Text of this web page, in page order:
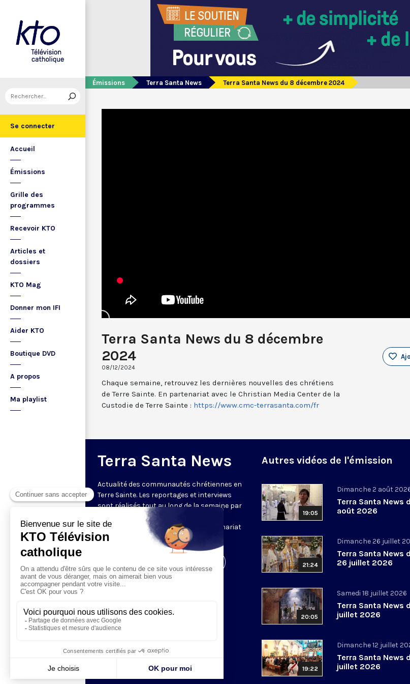
Se connecter
Accueil
Émissions
Grille des
programmes
Recevoir KTO
Articles et
dossiers
KTO Mag
Donner mon IFI
Aider KTO
Boutique DVD
A propos
Ma playlist
Émissions Terra Santa News Terra Santa News du 8 décembre 2024
Terra Santa News du 8 décembre
2024
08/12/2024
Chaque semaine, retrouvez les dernières nouvelles des chrétiens
de Terre Sainte. En partenariat avec le Christian Media Center de la
Custodie de Terre Sainte : https://www.cmc-terrasanta.com/fr
Terra Santa News
Actualité des communautés chrétiennes en
Terre Sainte. Les reportages et interviews
sont réalisés tout au long de la semaine par
le Centre des Médias de la Custodie
Franciscaine de Terre Sainte. En partenariat
avec le Franciscan Media Center.
Autres vidéos de l'émission
19:05
Dimanche 2 août
Terra Santa News
août 2026
21:24
Dimanche 26 juillet
Terra Santa News
26 juillet 2026
20:05
Samedi 18 juillet 2026
Terra Santa News
juillet 2026
19:22
Dimanche 12 juillet
Terra Santa News
juillet 2026